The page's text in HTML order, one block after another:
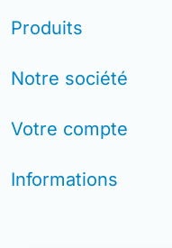
Produits
Notre société
Votre compte
Informations